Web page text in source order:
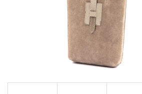
Doporučujeme